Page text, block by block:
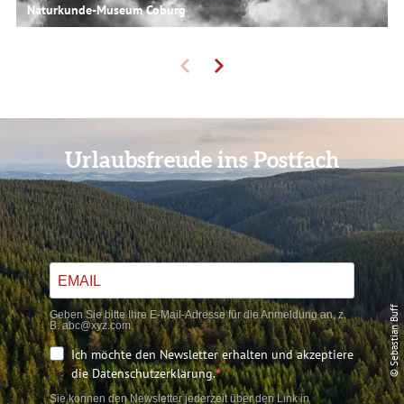
Naturkunde-Museum Coburg
© Sebastian Buff
Urlaubsfreude ins Postfach
Geben Sie bitte Ihre E-Mail-Adresse für die Anmeldung an, z.
B. abc@xyz.com.
Ich möchte den Newsletter erhalten und akzeptiere
die Datenschutzerklärung.
Sie können den Newsletter jederzeit über den Link in